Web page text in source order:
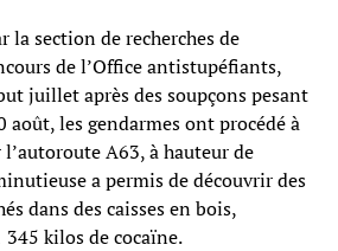
la section de recherches de
de l’Office antistupéfiants,
juillet après des soupçons pesant
août, les gendarmes ont procédé à
A63, à hauteur de
a permis de découvrir des
dans des caisses en bois,
kilos de cocaïne.